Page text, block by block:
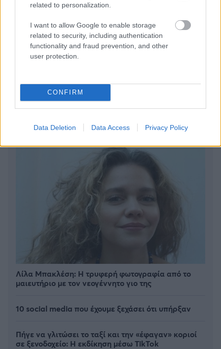
related to personalization.
I want to allow Google to enable storage
related to security, including authentication
functionality and fraud prevention, and other
user protection.
CONFIRM
Data Deletion Data Access Privacy Policy
5 γραφικά ψαροχώρια της Ελλάδας που δεν έχετε
Πέρα από τη Λισαβόνα: 10 μαγευτικοί προορισμοί
της Πορτογαλίας
των Αγίων και η μαγευτική παραλία στο Λιβυκό
Λίλα Μπακλέση: Η τρυφερή φωτογραφία από το
μαιευτήριο με τον νεογέννητο γιο της
10 social media που έχουμε ξεχάσει ότι υπήρξαν
Πήγε να γλιτώσει το ταξί και την «έφαγαν» κοριοί
σε ξενοδοχείο: H εκδίκηση μέσω TikTok